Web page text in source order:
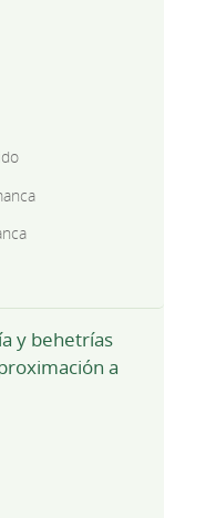
y behetrías
a